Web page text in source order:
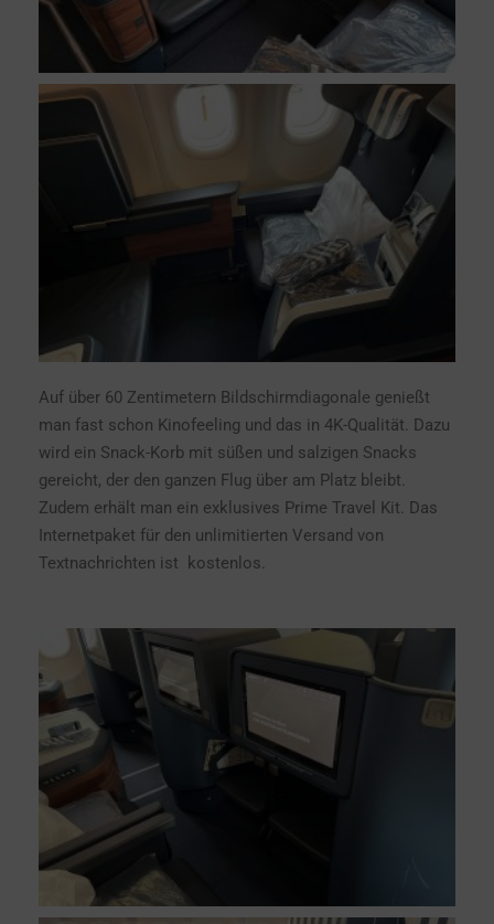
Auf über 60 Zentimetern Bildschirmdiagonale genießt
man fast schon Kinofeeling und das in 4K-Qualität. Dazu
wird ein Snack-Korb mit süßen und salzigen Snacks
gereicht, der den ganzen Flug über am Platz bleibt.
Zudem erhält man ein exklusives Prime Travel Kit. Das
Internetpaket für den unlimitierten Versand von
Textnachrichten ist kostenlos.